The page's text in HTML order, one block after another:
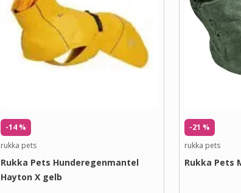
-14 %
rukka pets
Rukka Pets Hunderegenmantel
Hayton X gelb
-21 %
rukka pets
Rukka Pets